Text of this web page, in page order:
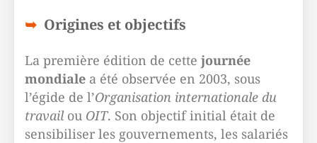
Origines et objectifs
La première édition de cette journée
mondiale a été observée en 2003, sous
l’égide de l’Organisation internationale du
travailou OIT. Son objectif initial était de
sensibiliser les gouvernements, les salariés